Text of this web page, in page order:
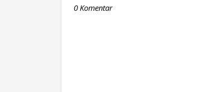
0 Komentar